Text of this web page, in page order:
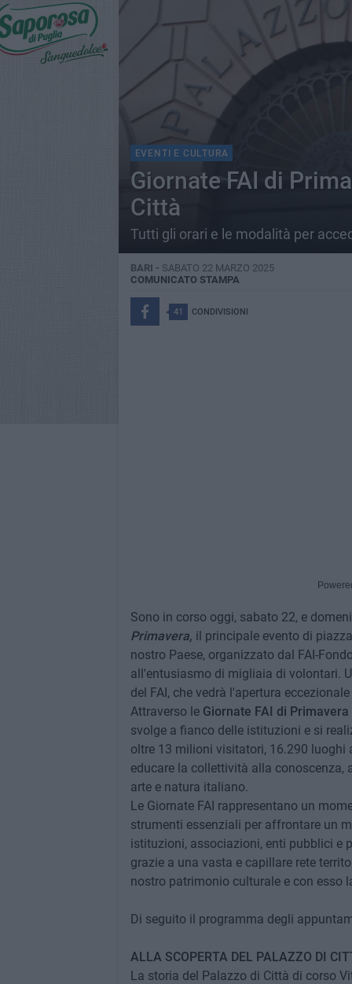
EVENTI E CULTURA
Giornate FAI di
Città
Tutti gli orari e le modalità per
BARI - SABATO 22 MARZO 2025
COMUNICATO STAMPA
41 CONDIVISIONI
Sono in corso oggi, sabato 22, e
Primavera, il principale evento di
nostro Paese, organizzato dal FAI-
all'entusiasmo di migliaia di volontari.
del FAI, che vedrà l'apertura
Attraverso le Giornate FAI di Primavera
svolge a fianco delle istituzioni e si
oltre 13 milioni visitatori, 16.290 luoghi
educare la collettività alla
arte e natura italiano.
Le Giornate FAI rappresentano un
strumenti essenziali per affrontare un
istituzioni, associazioni, enti pubblici e
grazie a una vasta e capillare rete
nostro patrimonio culturale e con esso
Di seguito il programma degli
ALLA SCOPERTA DEL PALAZZO DI
La storia del Palazzo di Città di corso